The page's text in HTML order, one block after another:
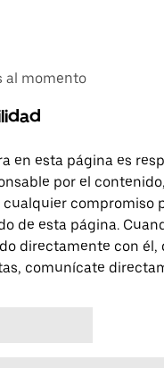
al momento
en esta página es
por el
compromiso
de esta página.
directamente con él,
comunícate